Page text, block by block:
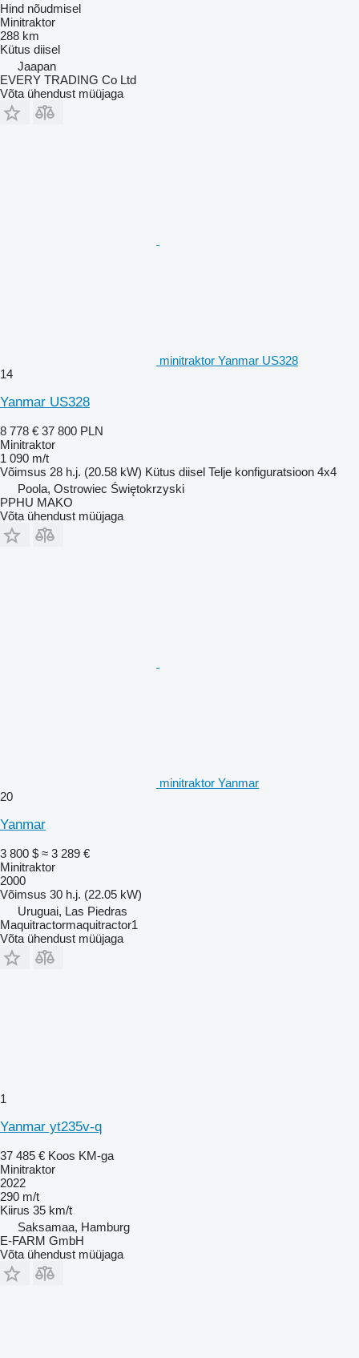
Hind nõudmisel
Minitraktor
288 km
Kütus diisel
Jaapan
EVERY TRADING Co Ltd
Võta ühendust müüjaga
minitraktor Yanmar US328
14
Yanmar US328
8 778 € 37 800 PLN
Minitraktor
1 090 m/t
Võimsus 28 h.j. (20.58 kW) Kütus diisel Telje konfiguratsioon 4x4
Poola, Ostrowiec Świętokrzyski
PPHU MAKO
Võta ühendust müüjaga
minitraktor Yanmar
20
Yanmar
3 800 $ ≈ 3 289 €
Minitraktor
2000
Võimsus 30 h.j. (22.05 kW)
Uruguai, Las Piedras
Maquitractormaquitractor1
Võta ühendust müüjaga
1
Yanmar yt235v-q
37 485 € Koos KM-ga
Minitraktor
2022
290 m/t
Kiirus 35 km/t
Saksamaa, Hamburg
E-FARM GmbH
Võta ühendust müüjaga